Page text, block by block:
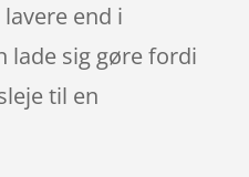
end i
lade sig gøre fordi
til en